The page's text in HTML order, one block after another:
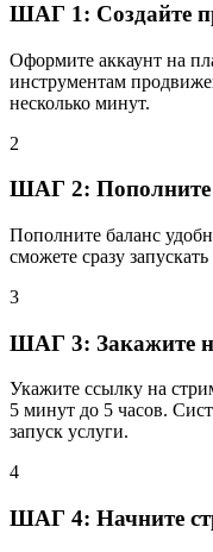
ШАГ 1: Создайте
Оформите аккаунт на
инструментам
несколько минут.
2
ШАГ 2: Пополните
Пополните баланс
сможете сразу
3
ШАГ 3: Закажите
Укажите ссылку на
5 минут до 5 часов.
запуск услуги.
4
ШАГ 4: Начните